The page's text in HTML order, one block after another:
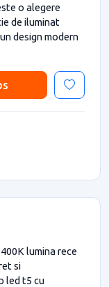
o alegere
de iluminat
design modern
lumina rece
si
led t5 cu